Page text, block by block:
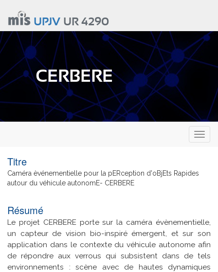
contenu
principal
UPJVUR 4290
CERBERE
Titre
Caméra èvénementielle pour la pERception d'oBjEts Rapides
autour du véhicule autonomE- CERBERE
Résumé
Le projet CERBERE porte sur la caméra évènementielle,
un capteur de vision bio-inspiré émergent, et sur son
application dans le contexte du véhicule autonome afin
de répondre aux verrous qui subsistent dans de tels
environnements : scène avec de hautes dynamiques